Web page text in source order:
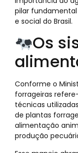
pilar
e social do Brasil.
Os
Conforme o
forrageiras
técnicas
de plantas
alimentação
produção